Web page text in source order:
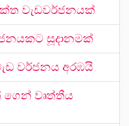
වැඩවර්ජනයක්
සූදානමක්
වර්ජනය අරඹයි
ගෙන් වෘත්තීය